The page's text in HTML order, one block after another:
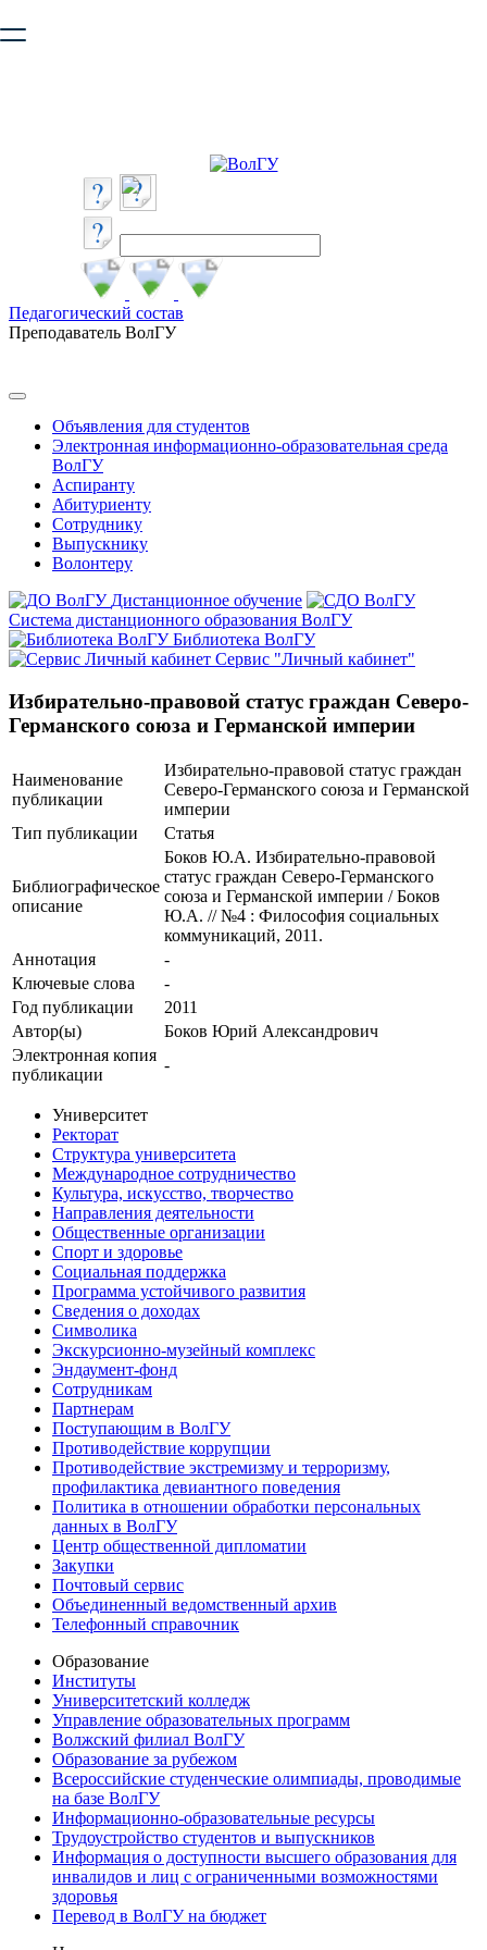
безопасную работу с сайтом. Пожалуйста
Педагогический состав
Преподаватель ВолГУ
Объявления для студентов
Электронная информационно-образовательная среда
ВолГУ
Аспиранту
Абитуриенту
Сотруднику
Выпускнику
Волонтеру
Дистанционное обучение
Система дистанционного образования ВолГУ
Библиотека ВолГУ
Сервис "Личный кабинет"
Избирательно-правовой статус граждан Северо-
Германского союза и Германской империи
Наименование
публикации
Избирательно-правовой статус граждан
Северо-Германского союза и Германской
империи
Тип публикации
Статья
Библиографическое
описание
Боков Ю.А. Избирательно-правовой
статус граждан Северо-Германского
союза и Германской империи / Боков
Ю.А. // №4 : Философия социальных
коммуникаций, 2011.
Аннотация
-
Ключевые cлова
-
Год публикации
2011
Автор(ы)
Боков Юрий Александрович
Электронная копия
публикации
-
Университет
Ректорат
Структура университета
Международное сотрудничество
Культура, искусство, творчество
Направления деятельности
Общественные организации
Спорт и здоровье
Социальная поддержка
Программа устойчивого развития
Сведения о доходах
Символика
Экскурсионно-музейный комплекс
Эндаумент-фонд
Сотрудникам
Партнерам
Поступающим в ВолГУ
Противодействие коррупции
Противодействие экстремизму и терроризму,
профилактика девиантного поведения
Политика в отношении обработки персональных
данных в ВолГУ
Центр общественной дипломатии
Закупки
Почтовый сервис
Объединенный ведомственный архив
Телефонный справочник
Образование
Институты
Университетский колледж
Управление образовательных программ
Волжский филиал ВолГУ
Образование за рубежом
Всероссийские студенческие олимпиады, проводимые
на базе ВолГУ
Информационно-образовательные ресурсы
Трудоустройство студентов и выпускников
Информация о доступности высшего образования для
инвалидов и лиц с ограниченными возможностями
здоровья
Перевод в ВолГУ на бюджет